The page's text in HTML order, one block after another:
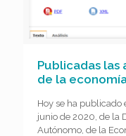
Publicadas las
de la
Hoy se ha publicado
junio de 2020, de la
Autónomo, de la